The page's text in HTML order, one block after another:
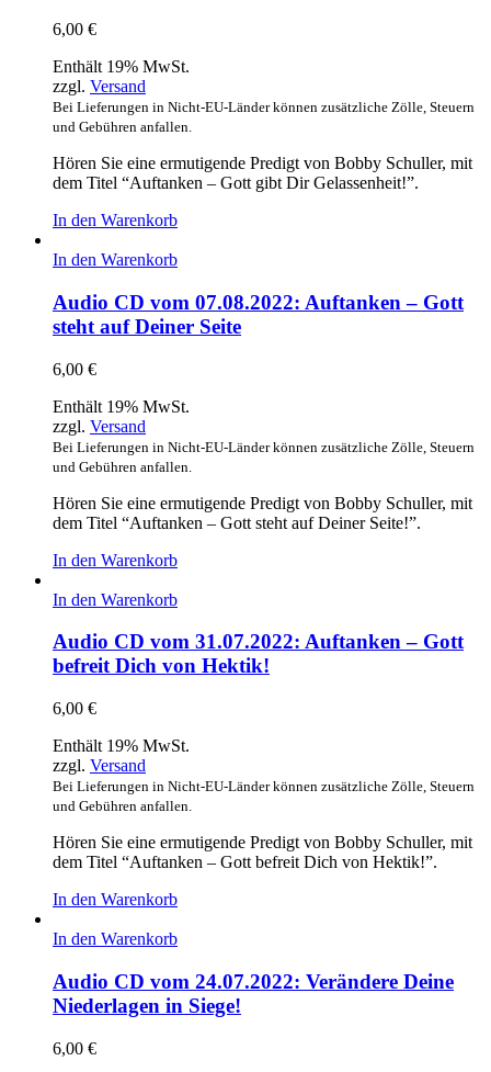
6,00 €
Enthält 19% MwSt.
zzgl. Versand
Bei Lieferungen in Nicht-EU-Länder können zusätzliche Zölle, Steuern
und Gebühren anfallen.
Hören Sie eine ermutigende Predigt von Bobby Schuller, mit
dem Titel “Auftanken – Gott gibt Dir Gelassenheit!”.
In den Warenkorb
In den Warenkorb
Audio CD vom 07.08.2022: Auftanken – Gott
steht auf Deiner Seite
6,00 €
Enthält 19% MwSt.
zzgl. Versand
Bei Lieferungen in Nicht-EU-Länder können zusätzliche Zölle, Steuern
und Gebühren anfallen.
Hören Sie eine ermutigende Predigt von Bobby Schuller, mit
dem Titel “Auftanken – Gott steht auf Deiner Seite!”.
In den Warenkorb
In den Warenkorb
Audio CD vom 31.07.2022: Auftanken – Gott
befreit Dich von Hektik!
6,00 €
Enthält 19% MwSt.
zzgl. Versand
Bei Lieferungen in Nicht-EU-Länder können zusätzliche Zölle, Steuern
und Gebühren anfallen.
Hören Sie eine ermutigende Predigt von Bobby Schuller, mit
dem Titel “Auftanken – Gott befreit Dich von Hektik!”.
In den Warenkorb
In den Warenkorb
Audio CD vom 24.07.2022: Verändere Deine
Niederlagen in Siege!
6,00 €